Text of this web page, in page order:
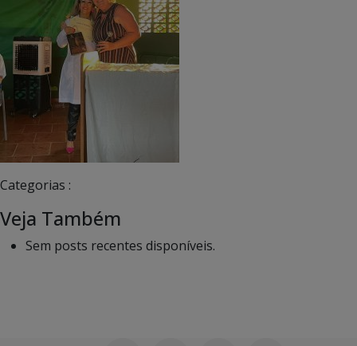
Categorias :
Veja Também
Sem posts recentes disponíveis.